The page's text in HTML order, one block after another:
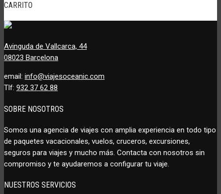
CARRITO
Avinguda de Vallcarca, 44
08023 Barcelona
email: info@viajesoceanic.com
Tlf: 932 37 62 88
SOBRE NOSOTROS
Somos una agencia de viajes con amplia experiencia en todo tipo
de paquetes vacacionales, vuelos, cruceros, excursiones,
seguros para viajes y mucho más. Contacta con nosotros sin
compromiso y te ayudaremos a configurar tu viaje.
NUESTROS SERVICIOS